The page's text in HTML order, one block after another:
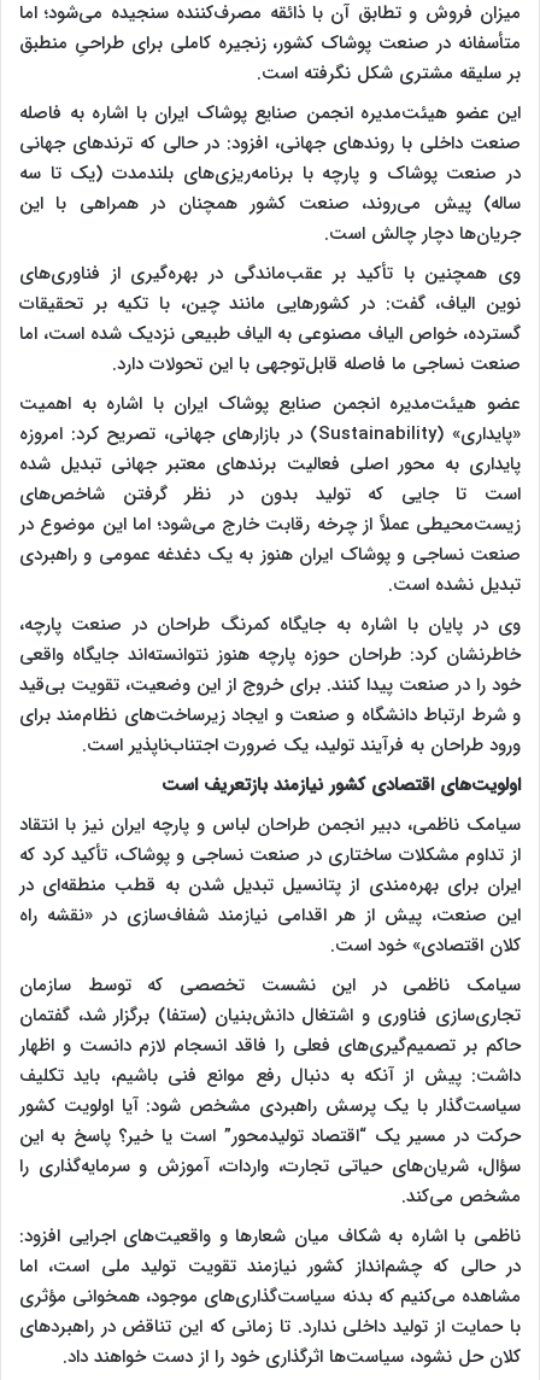
میزان فروش و تطابق آن با ذائقه مصرف‌کننده سنجیده می‌شود؛ اما
متأسفانه در صنعت پوشاک کشور، زنجیره کاملی برای طراحیِ منطبق
بر سلیقه مشتری شکل نگرفته است.
این عضو هیئت‌مدیره انجمن صنایع پوشاک ایران با اشاره به فاصله
صنعت داخلی با روندهای جهانی، افزود: در حالی که ترندهای جهانی
در صنعت پوشاک و پارچه با برنامه‌ریزی‌های بلندمدت (یک تا سه
ساله) پیش می‌روند، صنعت کشور همچنان در همراهی با این
جریان‌ها دچار چالش است.
وی همچنین با تأکید بر عقب‌ماندگی در بهره‌گیری از فناوری‌های
نوین الیاف، گفت: در کشورهایی مانند چین، با تکیه بر تحقیقات
گسترده، خواص الیاف مصنوعی به الیاف طبیعی نزدیک شده است، اما
صنعت نساجی ما فاصله قابل‌توجهی با این تحولات دارد.
عضو هیئت‌مدیره انجمن صنایع پوشاک ایران با اشاره به اهمیت
«پایداری» (Sustainability) در بازارهای جهانی، تصریح کرد: امروزه
پایداری به محور اصلی فعالیت برندهای معتبر جهانی تبدیل شده
است تا جایی که تولید بدون در نظر گرفتن شاخص‌های
زیست‌محیطی عملاً از چرخه رقابت خارج می‌شود؛ اما این موضوع در
صنعت نساجی و پوشاک ایران هنوز به یک دغدغه عمومی و راهبردی
تبدیل نشده است.
وی در پایان با اشاره به جایگاه کمرنگ طراحان در صنعت پارچه،
خاطرنشان کرد: طراحان حوزه پارچه هنوز نتوانسته‌اند جایگاه واقعی
خود را در صنعت پیدا کنند. برای خروج از این وضعیت، تقویت بی‌قید
و شرط ارتباط دانشگاه و صنعت و ایجاد زیرساخت‌های نظام‌مند برای
ورود طراحان به فرآیند تولید، یک ضرورت اجتناب‌ناپذیر است.
اولویت‌های اقتصادی کشور نیازمند بازتعریف است
سیامک ناظمی، دبیر انجمن طراحان لباس و پارچه ایران نیز با انتقاد
از تداوم مشکلات ساختاری در صنعت نساجی و پوشاک، تأکید کرد که
ایران برای بهره‌مندی از پتانسیل تبدیل شدن به قطب منطقه‌ای در
این صنعت، پیش از هر اقدامی نیازمند شفاف‌سازی در «نقشه راه
کلان اقتصادی» خود است.
سیامک ناظمی در این نشست تخصصی که توسط سازمان
تجاری‌سازی فناوری و اشتغال دانش‌بنیان (ستفا) برگزار شد، گفتمان
حاکم بر تصمیم‌گیری‌های فعلی را فاقد انسجام لازم دانست و اظهار
داشت: پیش از آنکه به دنبال رفع موانع فنی باشیم، باید تکلیف
سیاست‌گذار با یک پرسش راهبردی مشخص شود: آیا اولویت کشور
حرکت در مسیر یک “اقتصاد تولیدمحور” است یا خیر؟ پاسخ به این
سؤال، شریان‌های حیاتی تجارت، واردات، آموزش و سرمایه‌گذاری را
مشخص می‌کند.
ناظمی با اشاره به شکاف میان شعارها و واقعیت‌های اجرایی افزود:
در حالی که چشم‌انداز کشور نیازمند تقویت تولید ملی است، اما
مشاهده می‌کنیم که بدنه سیاست‌گذاری‌های موجود، همخوانی مؤثری
با حمایت از تولید داخلی ندارد. تا زمانی که این تناقض در راهبردهای
کلان حل نشود، سیاست‌ها اثرگذاری خود را از دست خواهند داد.